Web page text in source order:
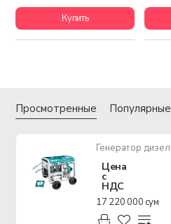
Купить
Просмотренные Популярные
Цена
с
НДС
17 220 000 сум